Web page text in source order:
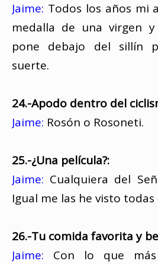
Jaime: Todos los años mi
medalla de una virgen
pone debajo del sillín
suerte.
24.-Apodo dentro del
Jaime: Rosón o Rosoneti.
25.-¿Una película?:
Jaime: Cualquiera del
Igual me las he visto todas
26.-Tu comida favorita y
Jaime: Con lo que